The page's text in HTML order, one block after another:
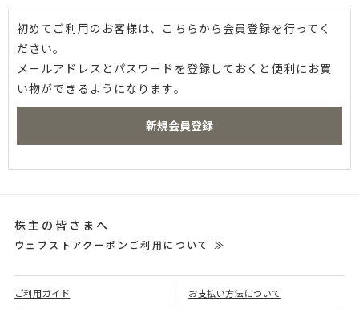
初めてご利用のお客様は、こちらから会員登録を行ってく
ださい。
メールアドレスとパスワードを登録しておくと便利にお買
い物ができるようになります。
株主の皆さまへ
ウェブストアクーポンご利用について ≫
ご利用ガイド お支払い方法について